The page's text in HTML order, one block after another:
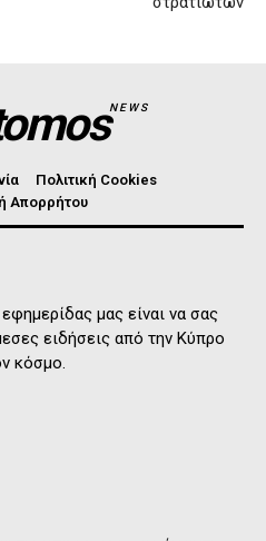
NEWS
Πολιτική Cookies
Απορρήτου
μας είναι να σας
ειδήσεις από την Κύπρο
κόσμο.